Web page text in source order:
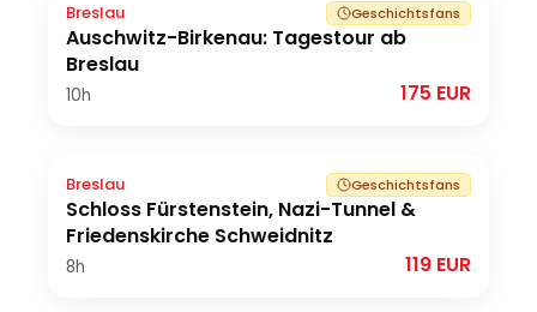
Breslau Geschichtsfans
Auschwitz-Birkenau: Tagestour ab
Breslau
10h 175 EUR
Breslau Geschichtsfans
Schloss Fürstenstein, Nazi-Tunnel &
Friedenskirche Schweidnitz
8h 119 EUR